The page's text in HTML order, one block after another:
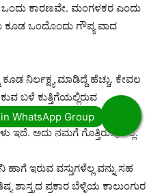
ಒಂದು ಕಾರಣವೇ. ಮಂಗಳಕರ ಎಂದು
ಒಂದೊಂದು ಗೌಪ್ಯ ವಾದ
ನಿರ್ಲಕ್ಷ್ಯ ಮಾಡಿದ್ದೆ ಹೆಚ್ಚು. ಕೇವಲ
ಬಳೆ ಕುತ್ತಿಗೆಯಲ್ಲಿರುವ
ಅನೇಕ ಆಭರಣಗಳನ್ನು
ಇದೆ. ಅದು ನಮಗೆ ಗೊತ್ತಿರುವುದಿಲ್ಲ.
ಇರುವ ವಸ್ತುಗಳೆಲ್ಲ ವನ್ನು ಸಹ
ಶಾಸ್ತ್ರದ ಪ್ರಕಾರ ಬೆಳ್ಳಿಯ ಕಾಲುಂಗುರ